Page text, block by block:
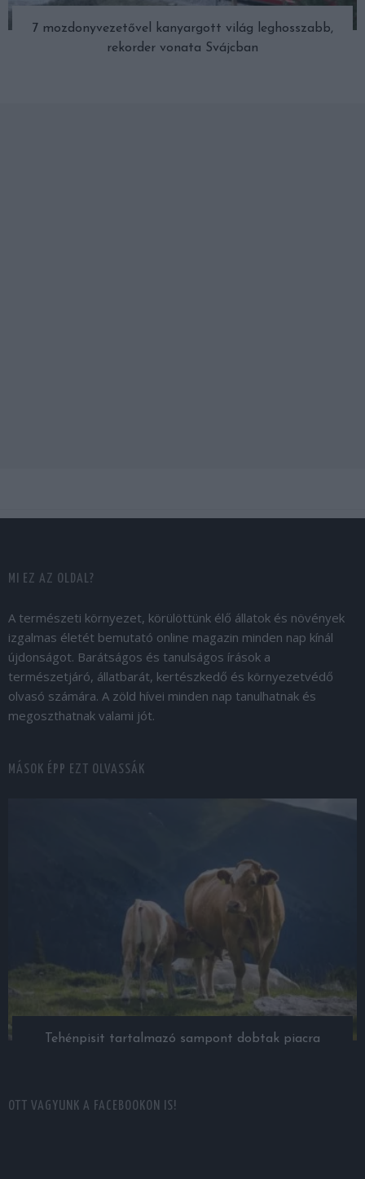
7 mozdonyvezetővel kanyargott világ leghosszabb,
rekorder vonata Svájcban
MI EZ AZ OLDAL?
A természeti környezet, körülöttünk élő állatok és növények
izgalmas életét bemutató online magazin minden nap kínál
újdonságot. Barátságos és tanulságos írások a
természetjáró, állatbarát, kertészkedő és környezetvédő
olvasó számára. A zöld hívei minden nap tanulhatnak és
megoszthatnak valami jót.
MÁSOK ÉPP EZT OLVASSÁK
Tehénpisit tartalmazó sampont dobtak piacra
OTT VAGYUNK A FACEBOOKON IS!